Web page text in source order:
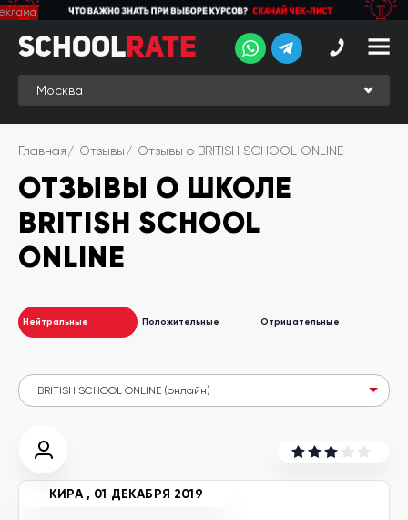
School
Rate
Рейтинг
Online-
рейтинг
Отзывы
студентов
Обзоры
экспертов
группы
английского
Выбрать
другой
Выбрать
другой
SchoolRate
Главная Отзывы Отзывы о BRITISH SCHOOL ONLINE
ОТЗЫВЫ О ШКОЛЕ
BRITISH SCHOOL
ONLINE
Нейтральные Положительные Отрицательные
КИРА , 01 ДЕКАБРЯ 2019